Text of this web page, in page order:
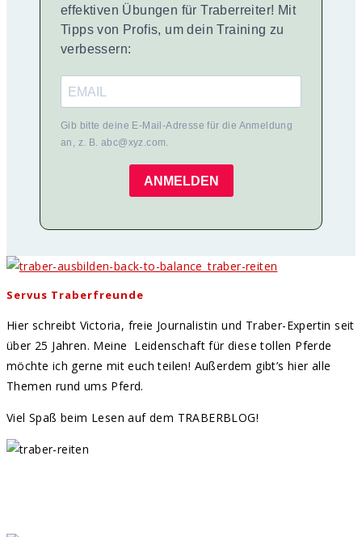
effektiven Übungen für Traberreiter! Mit
Tipps von Profis, um dein Training zu
verbessern:
Gib bitte deine E-Mail-Adresse für die Anmeldung
an, z. B. abc@xyz.com.
ANMELDEN
Servus Traberfreunde
Hier schreibt Victoria, freie Journalistin und Traber-Expertin seit
über 25 Jahren. Meine Leidenschaft für diese tollen Pferde
möchte ich gerne mit euch teilen! Außerdem gibt’s hier alle
Themen rund ums Pferd.
Viel Spaß beim Lesen auf dem TRABERBLOG!